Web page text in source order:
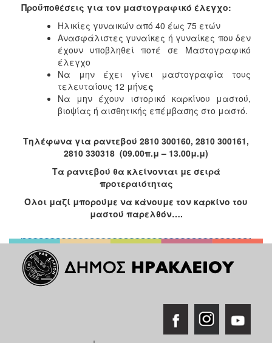
Φιλοξενίας
Γυναικών
Κέντρο
Κοινότητας
Κοινωνικό
Φαρμακείο
Κοινωνικό
Παντοπωλείο
των
Φύλων
Υγεία
Απινιδωτές
ΤΟΠΟΣ
Προϋποθέσεις για τον μαστογραφικό έλεγχο:
Ηλικίες γυναικών από 40 έως 75 ετών
Ανασφάλιστες γυναίκες ή γυναίκες που δεν
έχουν υποβληθεί ποτέ σε Μαστογραφικό
έλεγχο
Να μην έχει γίνει μαστογραφία τους
τελευταίους 12 μήνες
Να μην έχουν ιστορικό καρκίνου μαστού,
βιοψίας ή αισθητικής επέμβασης στο μαστό.
Τηλέφωνα για ραντεβού 2810 300160, 2810 300161,
2810 330318 (09.00π.μ – 13.00μ.μ)
Τα ραντεβού θα κλείνονται με σειρά
προτεραιότητας
Όλοι μαζί μπορούμε να κάνουμε τον καρκίνο του
μαστού παρελθόν….